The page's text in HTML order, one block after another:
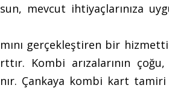
mevcut ihtiyaçlarınıza
gerçekleştiren bir
Kombi arızalarının
Çankaya kombi kart